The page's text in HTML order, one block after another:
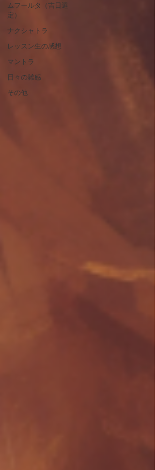
ムフールタ（吉日選
定）
ナクシャトラ
レッスン生の感想
マントラ
日々の雑感
その他